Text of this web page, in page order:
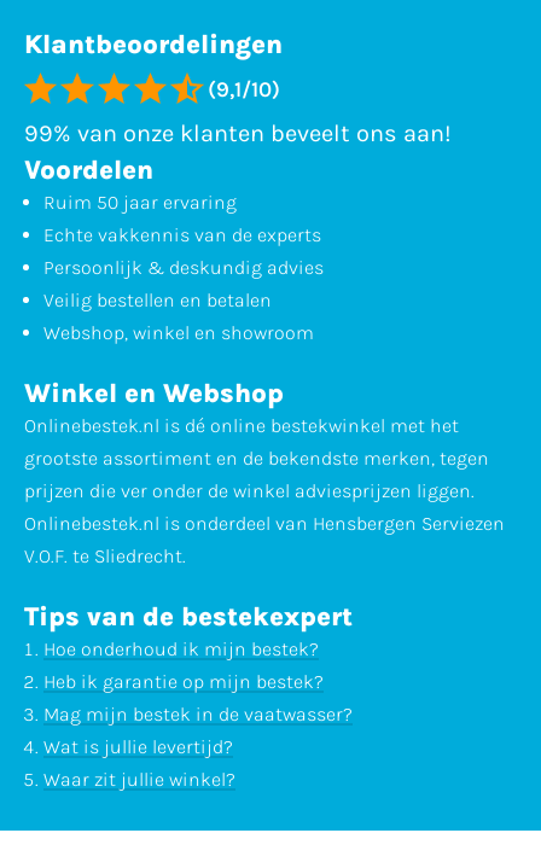
Klantbeoordelingen
(9,1/10)
99% van onze klanten beveelt ons aan!
Voordelen
Ruim 50 jaar ervaring
Echte vakkennis van de experts
Persoonlijk & deskundig advies
Veilig bestellen en betalen
Webshop, winkel en showroom
Winkel en Webshop
Onlinebestek.nl is dé online bestekwinkel met het
grootste assortiment en de bekendste merken, tegen
prijzen die ver onder de winkel adviesprijzen liggen.
Onlinebestek.nl is onderdeel van Hensbergen Serviezen
V.O.F. te Sliedrecht.
Tips van de bestekexpert
Hoe onderhoud ik mijn bestek?
Heb ik garantie op mijn bestek?
Mag mijn bestek in de vaatwasser?
Wat is jullie levertijd?
Waar zit jullie winkel?